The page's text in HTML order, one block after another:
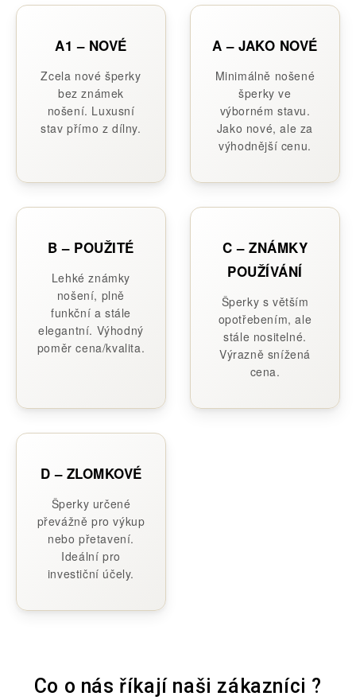
A1 – NOVÉ
Zcela nové šperky
bez známek
nošení. Luxusní
stav přímo z dílny.
A – JAKO NOVÉ
Minimálně nošené
šperky ve
výborném stavu.
Jako nové, ale za
výhodnější cenu.
B – POUŽITÉ
Lehké známky
nošení, plně
funkční a stále
elegantní. Výhodný
poměr cena/kvalita.
C – ZNÁMKY
POUŽÍVÁNÍ
Šperky s větším
opotřebením, ale
stále nositelné.
Výrazně snížená
cena.
D – ZLOMKOVÉ
Šperky určené
převážně pro výkup
nebo přetavení.
Ideální pro
investiční účely.
Co o nás říkají naši zákazníci ?